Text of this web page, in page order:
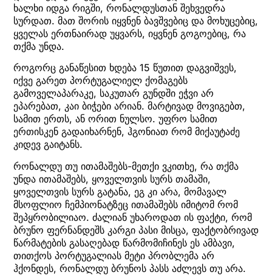
ხალხი იდგა რიგში, რონალდუსთან შეხვედრა
სურდათ. მათ შორის იყვნენ ბავშვებიც და მოხუცებიც,
ყველას ერთნაირად უყვარს, იყვნენ გოგოებიც, რა
თქმა უნდა.
როგორც განაწესით ხდება 15 წუთით დაგვიშვეს,
იქვე გარეთ პორტუგალიელ ქომაგებს
გამოველაპარაკე, საკუთარ გუნდში ეჭვი არ
ეპარებათ, კაი ბიჭები არიან. მარტივად მოვიგებთ,
სამით ერთს, ან ორით ნულსო. უფრო სამით
ერთისკენ გადაიხარნენ, ჰგონიათ რომ მიქაუტაძე
კიდევ გაიტანს.
რონალდუ თუ ითამაშებს-მეთქი ვკითხე, რა თქმა
უნდა ითამაშებს, ყოველთვის სურს თამაში,
ყოველთვის სურს გატანა, ეგ კი არა, მომავალ
მსოფლიო ჩემპიონატზეც ითამაშებს იმიტომ რომ
შეპყრობილიაო. ძალიან უხაროდათ ის ფაქტი, რომ
ბრუნო ფერნანდეშს კარგი პასი მისცა, ფაქტობრივად
წარმატების გასაღებად წარმომიჩინეს ეს ამბავი,
თითქოს პორტუგალიას მეტი პრობლემა არ
ჰქონდეს, რონალდუ ბრუნოს პასს აძლევს თუ არა.